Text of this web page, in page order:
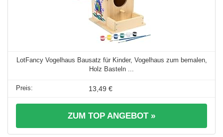
LotFancy Vogelhaus Bausatz für Kinder, Vogelhaus zum bemalen,
Holz Basteln ...
13,49 €
ZUM TOP ANGEBOT »